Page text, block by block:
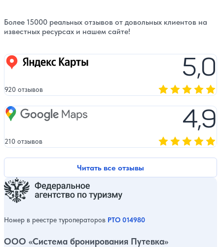
Более 15000 реальных отзывов от довольных клиентов на
известных ресурсах и нашем сайте!
Читать все отзывы
Яндекс карты 5,0
920 отзывов
Google Maps 4,9
210 отзывов
Номер в реестре туроператоров РТО 014980
ООО «Система бронирования Путевка»